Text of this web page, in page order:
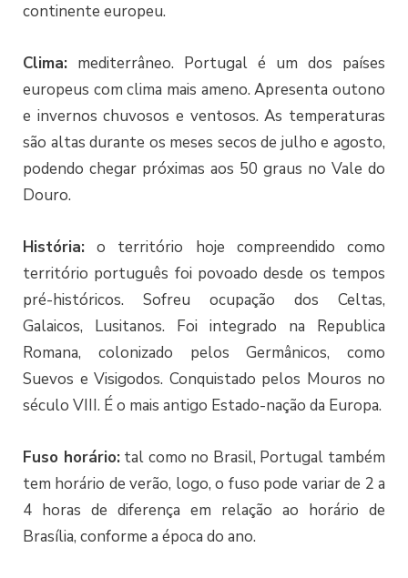
continente europeu.
Clima: mediterrâneo. Portugal é um dos países
europeus com clima mais ameno. Apresenta outono
e invernos chuvosos e ventosos. As temperaturas
são altas durante os meses secos de julho e agosto,
podendo chegar próximas aos 50 graus no Vale do
Douro.
História: o território hoje compreendido como
território português foi povoado desde os tempos
pré-históricos. Sofreu ocupação dos Celtas,
Galaicos, Lusitanos. Foi integrado na Republica
Romana, colonizado pelos Germânicos, como
Suevos e Visigodos. Conquistado pelos Mouros no
século VIII. É o mais antigo Estado-nação da Europa.
Fuso horário:tal como no Brasil, Portugal também
tem horário de verão, logo, o fuso pode variar de 2 a
4 horas de diferença em relação ao horário de
Brasília, conforme a época do ano.